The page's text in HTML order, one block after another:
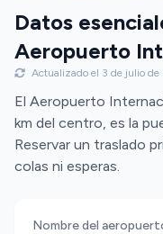
Datos
Aeropuerto
Actualizado el 3 de julio
El Aeropuerto
km del centro, es la
Reservar un traslado
colas ni esperas.
Nombre del